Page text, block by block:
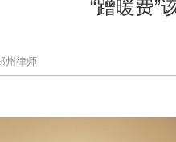
“蹭暖费”
州律师